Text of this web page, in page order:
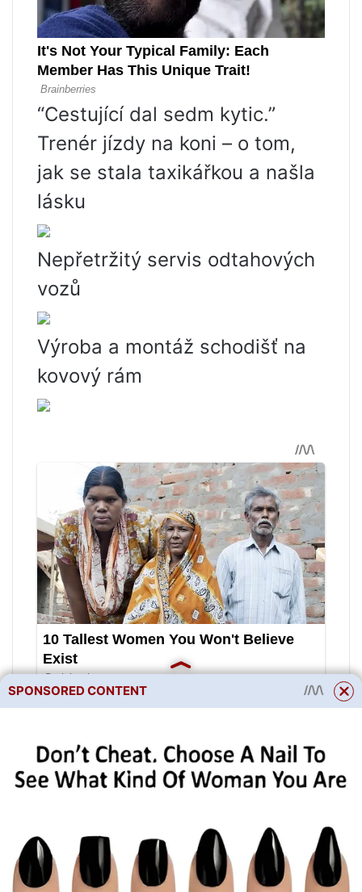
“Cestující dal sedm kytic.”
Trenér jízdy na koni – o tom,
jak se stala taxikářkou a našla
lásku
Nepřetržitý servis odtahových
vozů
Výroba a montáž schodišť na
kovový rám
SPONSORED CONTENT